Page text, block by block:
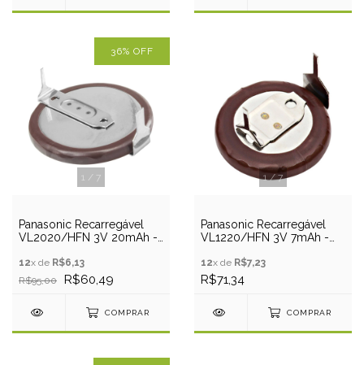
1 / 7
36% OFF
Panasonic Recarregável
VL2020/HFN 3V 20mAh -
12x de R$6,13
R$95,00
R$60,49
COMPRAR
1/7
Panasonic Recarregável
VL1220/HFN 3V 7mAh -
12x de R$7,23
R$71,34
COMPRAR